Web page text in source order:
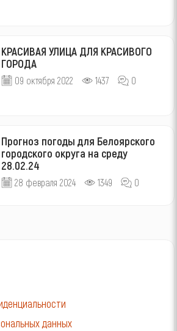
КРАСИВАЯ УЛИЦА ДЛЯ КРАСИВОГО
ГОРОДА
09 октября 2022 1437 0
Прогноз погоды для Белоярского
городского округа на среду
28.02.24
28 февраля 2024 1349 0
данных